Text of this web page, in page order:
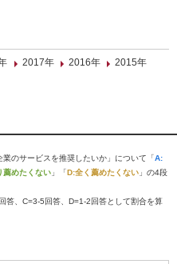
2017年 2016年
2015年
のサービスを推奨したいか」について「A:
薦めたくない 」「D:全く薦めたくない 」の4段
、C=3-5回答、D=1-2回答として割合を算